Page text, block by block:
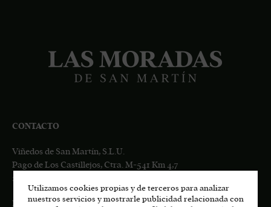
CONTACTO
Viñedos de San Martín, S.L.U.
Pago de Los Castillejos, Ctra. M-541 Km 4,7
28680 San Martín de Valdeiglesias, MADRID
Información general:
Utilizamos cookies propias y de terceros para analizar
nuestros servicios y mostrarle publicidad relacionada con